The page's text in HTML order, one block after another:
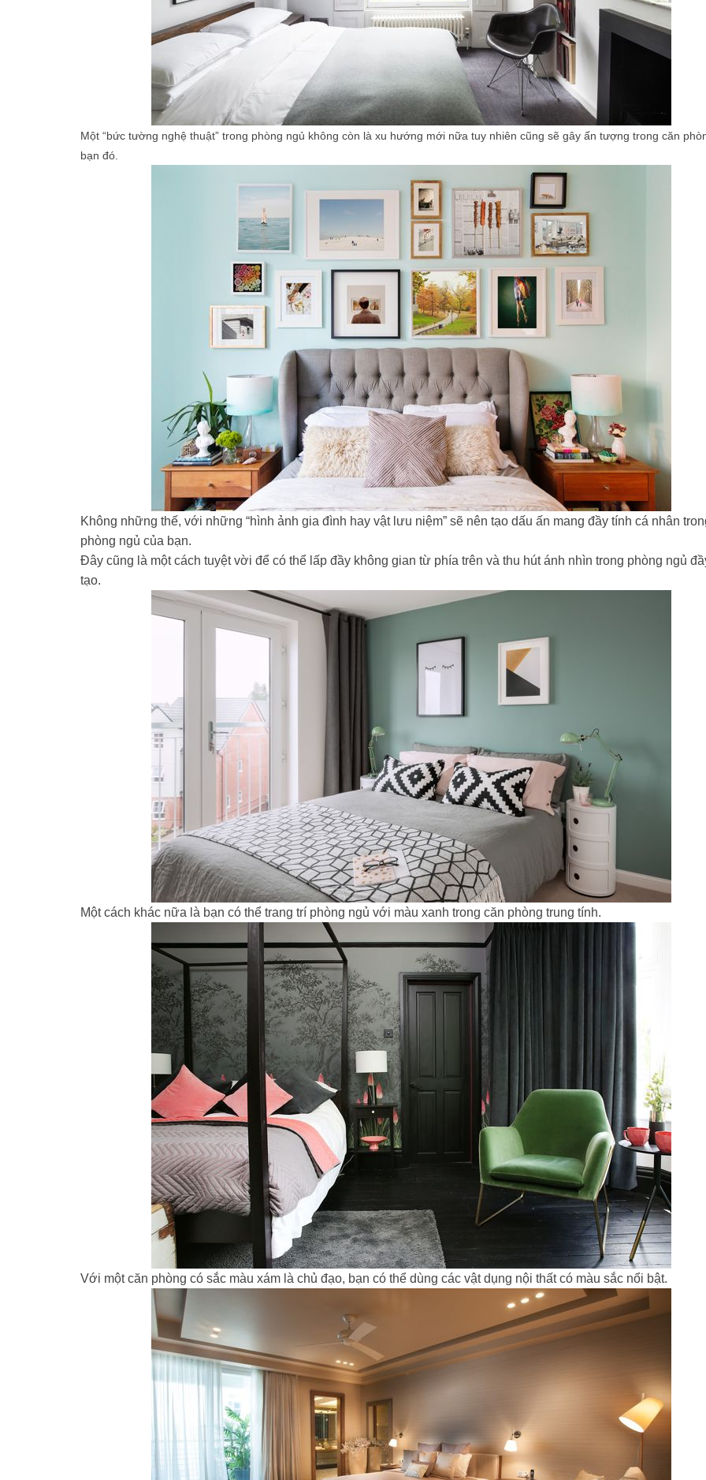
Một “bức tường nghệ thuật” trong phòng ngủ không còn là xu hướng mới nữa tuy nhiên cũng sẽ gây ấn tượng trong căn
bạn đó.
Không những thế, với những “hình ảnh gia đình hay vật lưu niệm” sẽ nên tạo dấu ấn mang đầy tính cá nhân
phòng ngủ của bạn.
Đây cũng là một cách tuyệt vời để có thể lấp đầy không gian từ phía trên và thu hút ánh nhìn trong phòng ngủ
tạo.
Một cách khác nữa là bạn có thể trang trí phòng ngủ với màu xanh trong căn phòng trung tính.
Với một căn phòng có sắc màu xám là chủ đạo, bạn có thể dùng các vật dụng nội thất có màu sắc nổi bật.